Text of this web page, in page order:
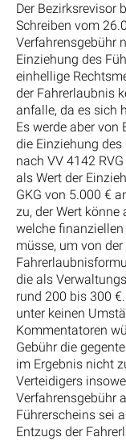
Der Bezirksrevisor
Schreiben vom
Verfahrensgebühr
Einziehung des
einhellige
der Fahrerlaubnis
anfalle, da es sich
Es werde aber von
die Einziehung
nach VV 4142
als Wert der
GKG von 5.000 €
zu, der Wert könne
welche
müsse, um von
die als
rund 200 bis 300
unter keinen
Kommentatoren
Gebühr die
im Ergebnis nicht
Verteidigers
Verfahrensgebühr
Führerscheins sei
Entzugs der